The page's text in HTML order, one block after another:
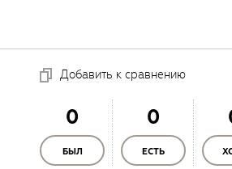
Добавить к сравнению
0
БЫЛ
0
ЕСТЬ